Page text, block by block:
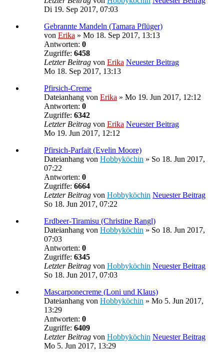
Di 19. Sep 2017, 07:03
Gebrannte Mandeln (Tamara Pflüger)
von Erika » Mo 18. Sep 2017, 13:13
Antworten: 0
Zugriffe: 6458
Letzter Beitrag von Erika Neuester Beitrag
Mo 18. Sep 2017, 13:13
Pfirsich-Creme
Dateianhang von Erika » Mo 19. Jun 2017, 12:12
Antworten: 0
Zugriffe: 6342
Letzter Beitrag von Erika Neuester Beitrag
Mo 19. Jun 2017, 12:12
Pfirsich-Parfait (Evelin Moore)
Dateianhang von Hobbyköchin » So 18. Jun 2017,
07:22
Antworten: 0
Zugriffe: 6664
Letzter Beitrag von Hobbyköchin Neuester Beitrag
So 18. Jun 2017, 07:22
Erdbeer-Tiramisu (Christine Rangl)
Dateianhang von Hobbyköchin » So 18. Jun 2017,
07:03
Antworten: 0
Zugriffe: 6345
Letzter Beitrag von Hobbyköchin Neuester Beitrag
So 18. Jun 2017, 07:03
Mascarponecreme (Loni und Klaus)
Dateianhang von Hobbyköchin » Mo 5. Jun 2017,
13:29
Antworten: 0
Zugriffe: 6409
Letzter Beitrag von Hobbyköchin Neuester Beitrag
Mo 5. Jun 2017, 13:29